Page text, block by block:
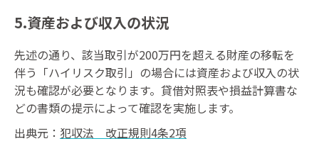
5.資産および収入の状況
先述の通り、該当取引が200万円を超える財産の移転を
伴う「ハイリスク取引」の場合には資産および収入の状
況も確認が必要となります。貸借対照表や損益計算書な
どの書類の提示によって確認を実施します。
出典元： 犯収法 改正規則4条2項